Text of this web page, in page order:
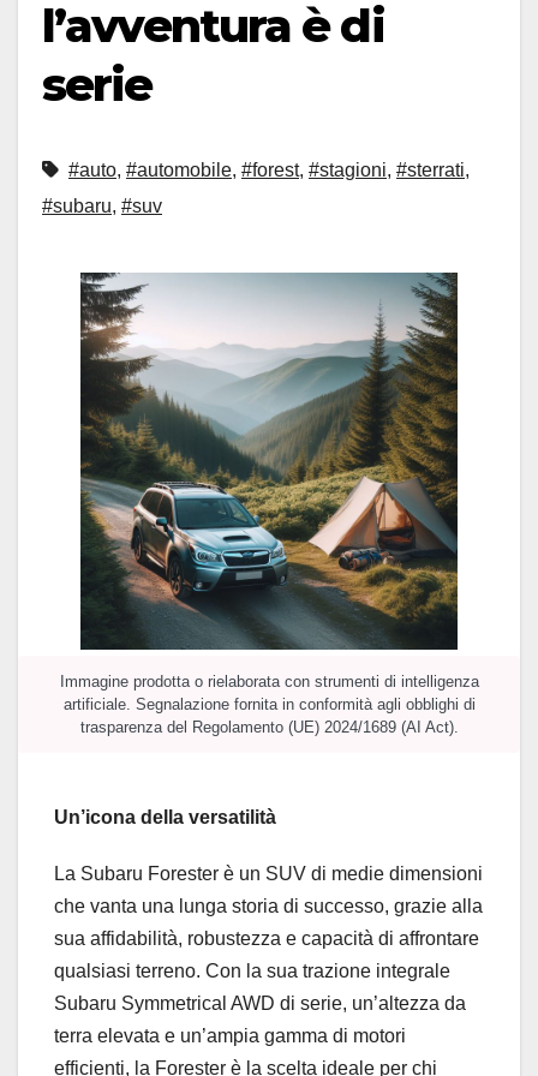
l’avventura è di
serie
#auto, #automobile, #forest, #stagioni, #sterrati,
#subaru, #suv
Immagine prodotta o rielaborata con strumenti di intelligenza
artificiale. Segnalazione fornita in conformità agli obblighi di
trasparenza del Regolamento (UE) 2024/1689 (AI Act).
Un’icona della versatilità
La Subaru Forester è un SUV di medie dimensioni
che vanta una lunga storia di successo, grazie alla
sua affidabilità, robustezza e capacità di affrontare
qualsiasi terreno. Con la sua trazione integrale
Subaru Symmetrical AWD di serie, un’altezza da
terra elevata e un’ampia gamma di motori
efficienti, la Forester è la scelta ideale per chi